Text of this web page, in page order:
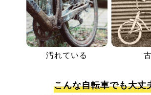
汚れている
こんな自転車でも大丈